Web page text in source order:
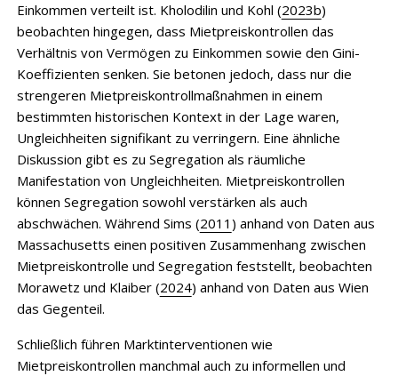
Einkommen verteilt ist. Kholodilin und Kohl (2023b)
beobachten hingegen, dass Mietpreiskontrollen das
Verhältnis von Vermögen zu Einkommen sowie den Gini-
Koeffizienten senken. Sie betonen jedoch, dass nur die
strengeren Mietpreiskontrollmaßnahmen in einem
bestimmten historischen Kontext in der Lage waren,
Ungleichheiten signifikant zu verringern. Eine ähnliche
Diskussion gibt es zu Segregation als räumliche
Manifestation von Ungleichheiten. Mietpreiskontrollen
können Segregation sowohl verstärken als auch
abschwächen. Während Sims (2011 ) anhand von Daten aus
Massachusetts einen positiven Zusammenhang zwischen
Mietpreiskontrolle und Segregation feststellt, beobachten
Morawetz und Klaiber (2024) anhand von Daten aus Wien
das Gegenteil.
Schließlich führen Marktinterventionen wie
Mietpreiskontrollen manchmal auch zu informellen und